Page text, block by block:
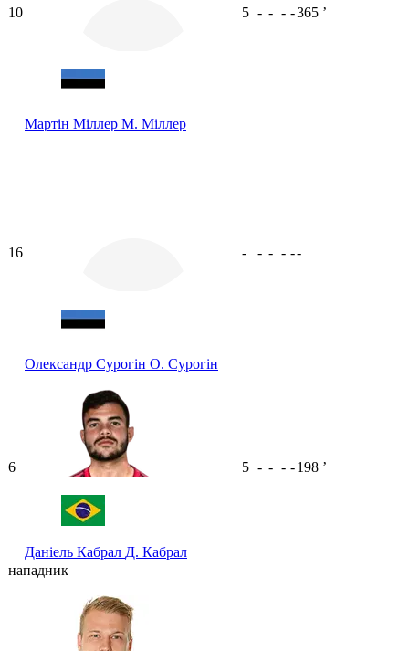
10
Мартін Міллер М. Міллер
5 - - - -365 ʼ
16
Олександр Сурогін О. Сурогін
- - - - --
6
Даніель Кабрал Д. Кабрал
5 - - - -198 ʼ
нападник